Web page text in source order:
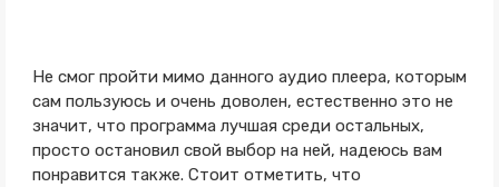
Не смог пройти мимо данного аудио плеера, которым
сам пользуюсь и очень доволен, естественно это не
значит, что программа лучшая среди остальных,
просто остановил свой выбор на ней, надеюсь вам
понравится также. Стоит отметить, что